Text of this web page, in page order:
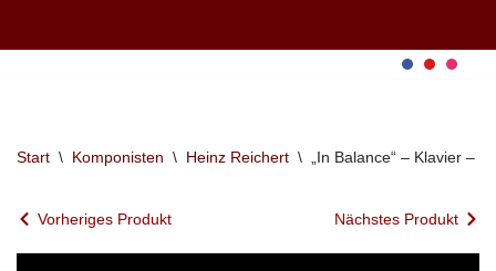
Start \ Komponisten \ Heinz Reichert \ „In Balance“ – Klavier –
Vorheriges Produkt Nächstes Produkt